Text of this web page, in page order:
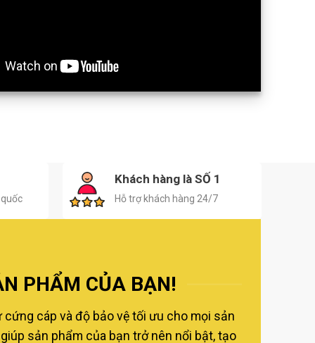
Khách hàng là SỐ 1
Hỗ trợ khách hàng 24/7
PHẨM CỦA BẠN!
cáp và độ bảo vệ tối ưu cho mọi sản
sản phẩm của bạn trở nên nổi bật, tạo